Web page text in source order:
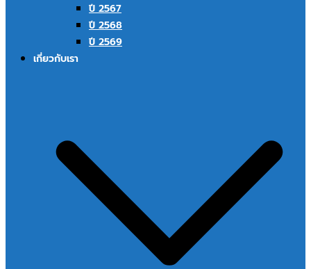
ปี 2567
ปี 2568
ปี 2569
เกี่ยวกับเรา